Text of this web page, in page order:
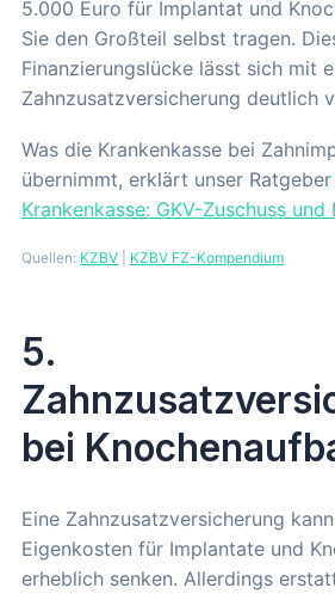
5.000 Euro für Implantat und
Sie den Großteil selbst tragen.
Finanzierungslücke lässt sich mit
Zahnzusatzversicherung deutlich
Was die Krankenkasse bei
übernimmt, erklärt unser Ratgeber
Krankenkasse: GKV-Zuschuss
Quellen: KZBV KZBV FZ-Kompendium
5.
bei
Eine Zahnzusatzversicherung
Eigenkosten für Implantate und
erheblich senken. Allerdings